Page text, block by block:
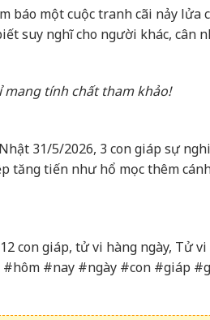
báo một cuộc tranh cãi nảy lửa
suy nghĩ cho người khác,
tính chất tham khảo!
31/5/2026, 3 con giáp sự
tăng tiến như hổ mọc thêm
con giáp, tử vi hàng ngày, Tử
#nay #ngày #con #giáp